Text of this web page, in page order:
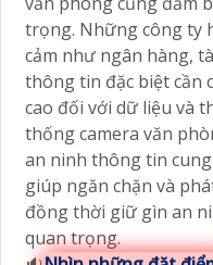
trọng. Những công ty
cảm như ngân hàng,
thông tin đặc biệt cần
cao đối với dữ liệu và
thống camera văn
an ninh thông tin
giúp ngăn chặn và
đồng thời giữ gìn an
quan trọng.